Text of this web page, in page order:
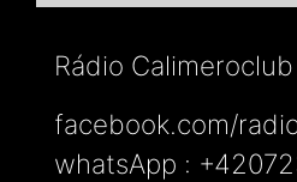
Rádio Calimeroclub
facebook.com/
whatsApp :